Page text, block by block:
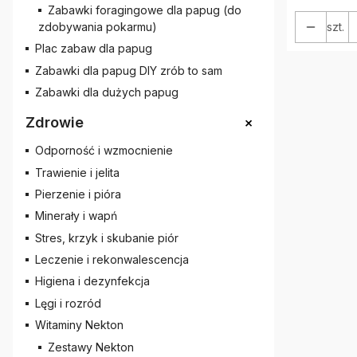
Zabawki foragingowe dla papug (do
zdobywania pokarmu)
Plac zabaw dla papug
Zabawki dla papug DIY zrób to sam
Zabawki dla dużych papug
Zdrowie +
Odporność i wzmocnienie
Trawienie i jelita
Pierzenie i pióra
Minerały i wapń
Stres, krzyk i skubanie piór
Leczenie i rekonwalescencja
Higiena i dezynfekcja
Lęgi i rozród
Witaminy Nekton
Zestawy Nekton
szt.